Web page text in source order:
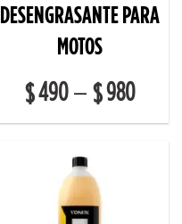
DESENGRASANTE PARA
MOTOS
$490– $980